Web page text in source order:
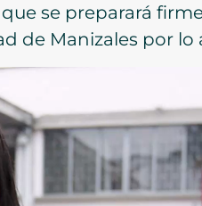
se preparará
de Manizales por lo